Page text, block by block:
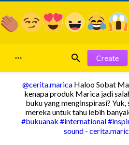
  Create
@cerita.marica Haloo Sobat
kenapa produk Marica jadi
buku yang menginspirasi?
mereka untuk tahu lebih
#bukuanak #international
sound -